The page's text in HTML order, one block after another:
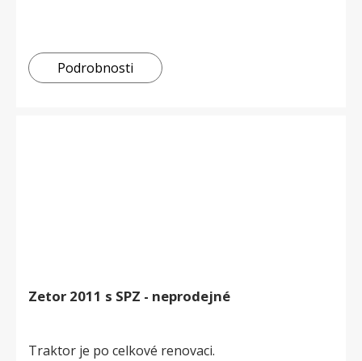
Podrobnosti
Zetor 2011 s SPZ - neprodejné
Traktor je po celkové renovaci.